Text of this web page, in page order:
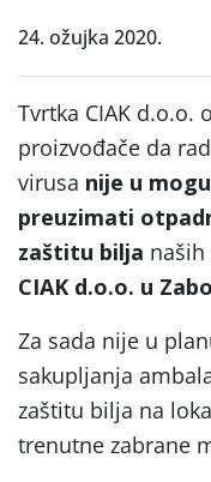
24. ožujka 2020.
Tvrtka CIAK d.o.o.
proizvođače da
virusa nije u
preuzimati
zaštitu bilja naših
CIAK d.o.o. u
Za sada nije u
sakupljanja
zaštitu bilja na
trenutne zabrane